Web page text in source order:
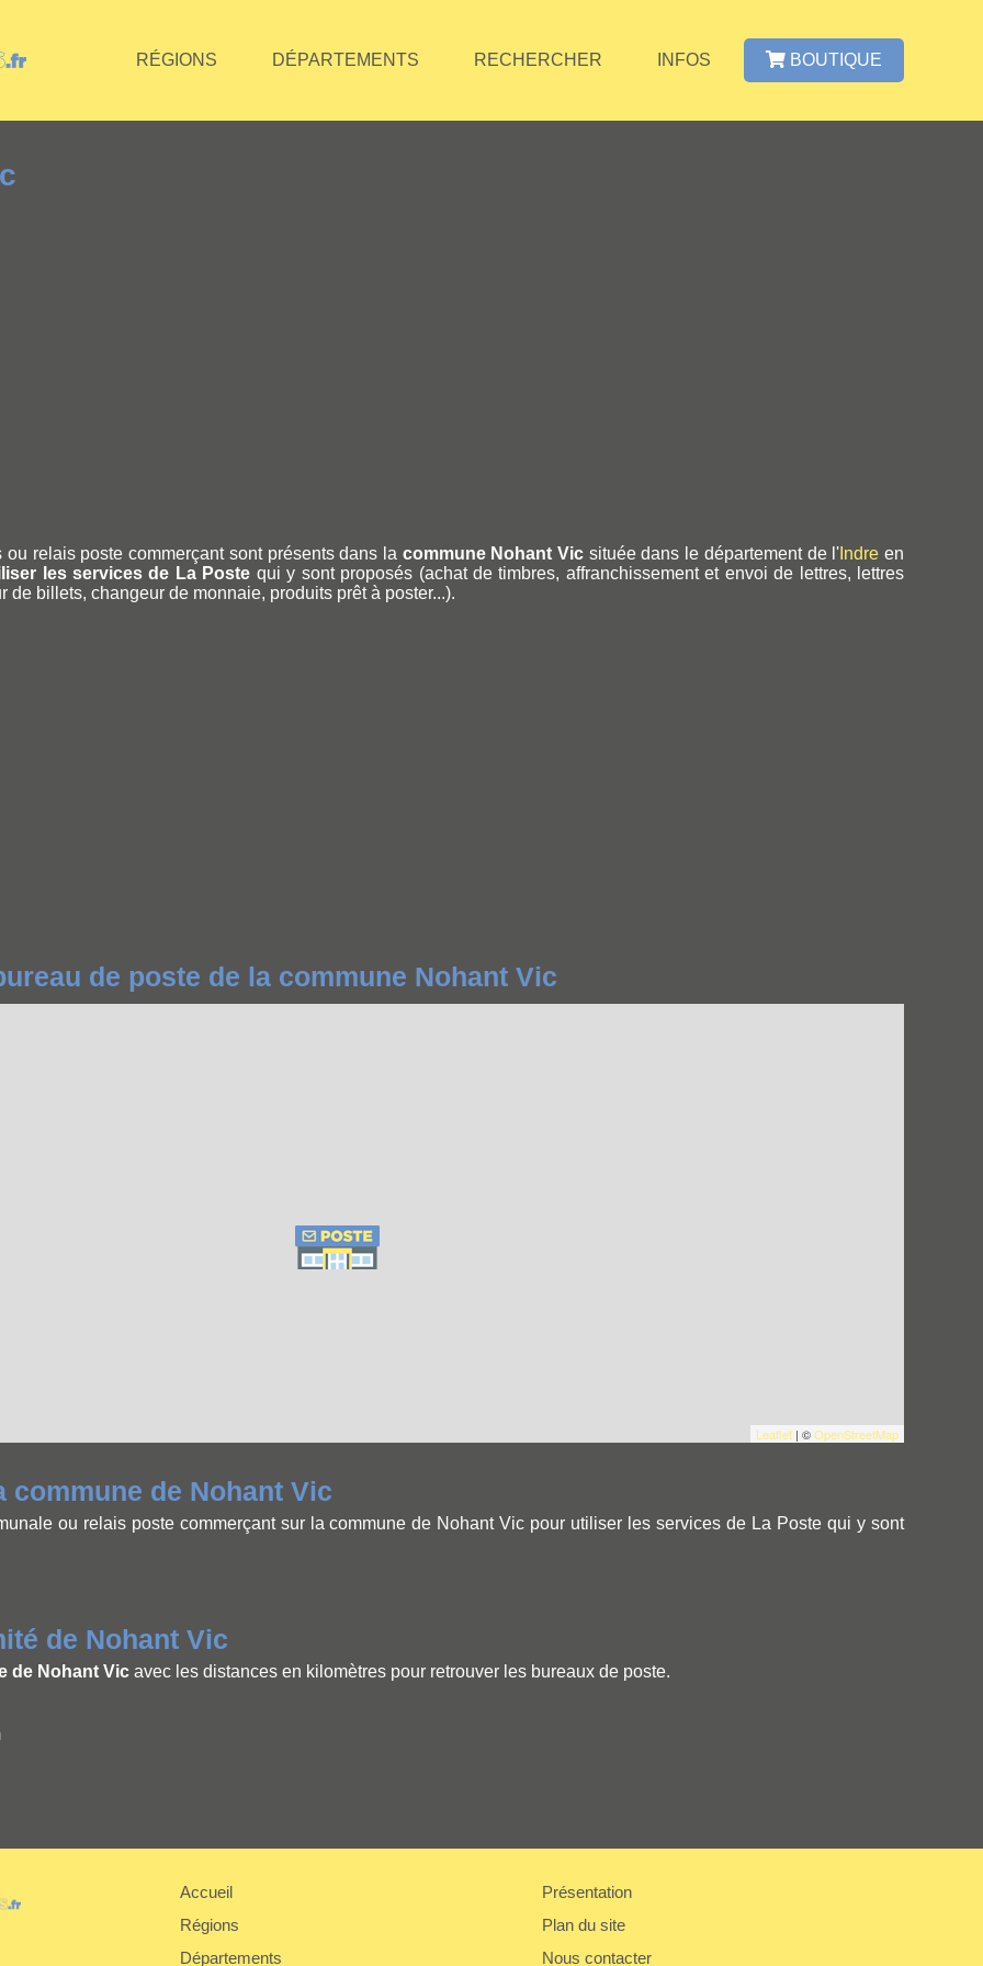
RÉGIONS DÉPARTEMENTS RECHERCHER INFOS BOUTIQUE
relais poste commerçant sont présents dans la commune Nohant Vic située dans le département de l' Indre en
les services de La Poste qui y sont proposés (achat de timbres, affranchissement et envoi de lettres, lettres
billets, changeur de monnaie, produits prêt à poster...).
de poste de la commune Nohant Vic
Leaflet | ©OpenStreetMap
commune de Nohant Vic
ou relais poste commerçant sur la commune de Nohant Vic pour utiliser les services de La Poste qui y sont
de Nohant Vic
de Nohant Vic avec les distances en kilomètres pour retrouver les bureaux de poste.
Accueil
Régions
Départements
Présentation
Plan du site
Nous contacter